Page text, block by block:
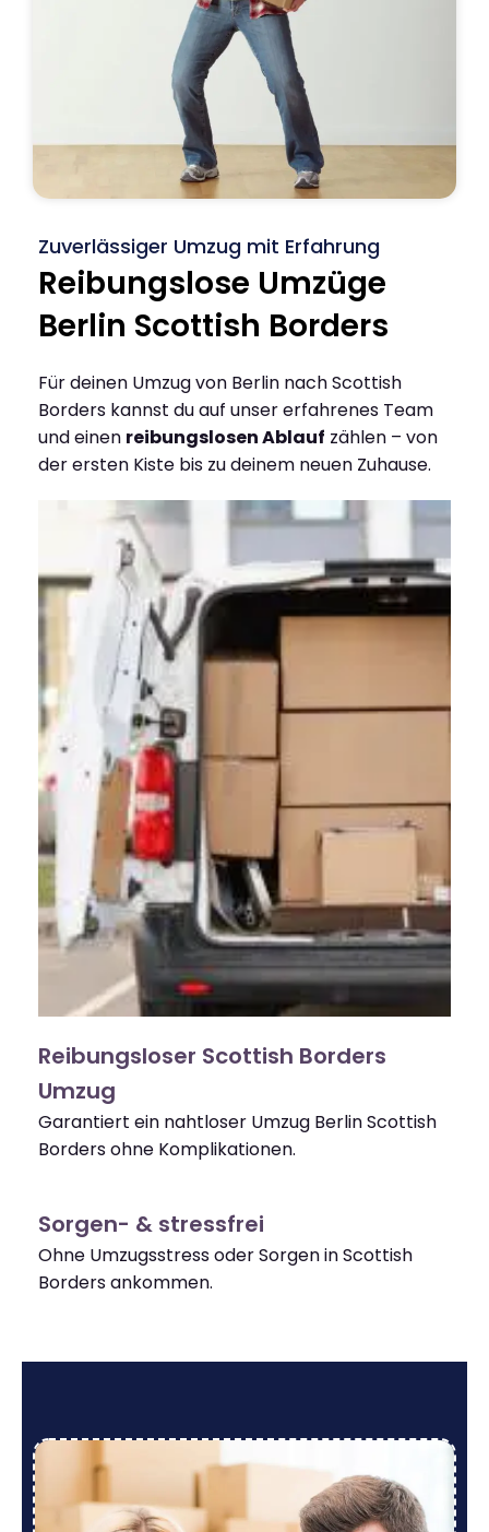
Zuverlässiger Umzug mit Erfahrung
Reibungslose Umzüge
Berlin Scottish Borders
Für deinen Umzug von Berlin nach Scottish
Borders kannst du auf unser erfahrenes Team
und einen reibungslosen Ablauf zählen – von
der ersten Kiste bis zu deinem neuen Zuhause.
Reibungsloser Scottish Borders
Umzug
Garantiert ein nahtloser Umzug Berlin Scottish
Borders ohne Komplikationen.
Sorgen- & stressfrei
Ohne Umzugsstress oder Sorgen in Scottish
Borders ankommen.